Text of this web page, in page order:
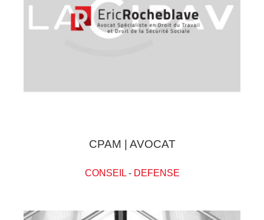
CPAM | AVOCAT
CONSEIL- DEFENSE